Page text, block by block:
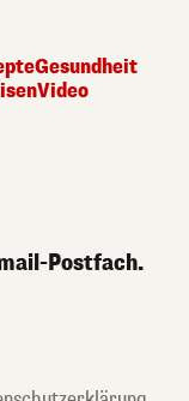
Gesundheit
Video
Postfach.